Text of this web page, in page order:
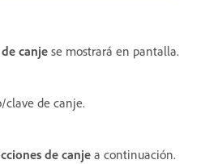
canje se mostrará en pantalla.
clave de canje.
de canjea continuación.